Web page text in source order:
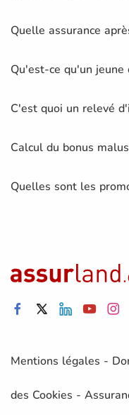
Quelle assurance
Qu'est-ce qu'un jeune
C'est quoi un relevé
Calcul du bonus
Quelles sont les
Mentions légales -
des Cookies -